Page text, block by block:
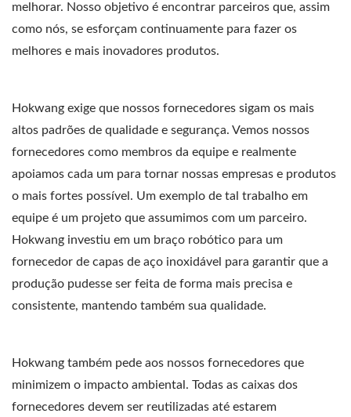
melhorar. Nosso objetivo é encontrar parceiros que, assim
como nós, se esforçam continuamente para fazer os
melhores e mais inovadores produtos.
Hokwang exige que nossos fornecedores sigam os mais
altos padrões de qualidade e segurança. Vemos nossos
fornecedores como membros da equipe e realmente
apoiamos cada um para tornar nossas empresas e produtos
o mais fortes possível. Um exemplo de tal trabalho em
equipe é um projeto que assumimos com um parceiro.
Hokwang investiu em um braço robótico para um
fornecedor de capas de aço inoxidável para garantir que a
produção pudesse ser feita de forma mais precisa e
consistente, mantendo também sua qualidade.
Hokwang também pede aos nossos fornecedores que
minimizem o impacto ambiental. Todas as caixas dos
fornecedores devem ser reutilizadas até estarem